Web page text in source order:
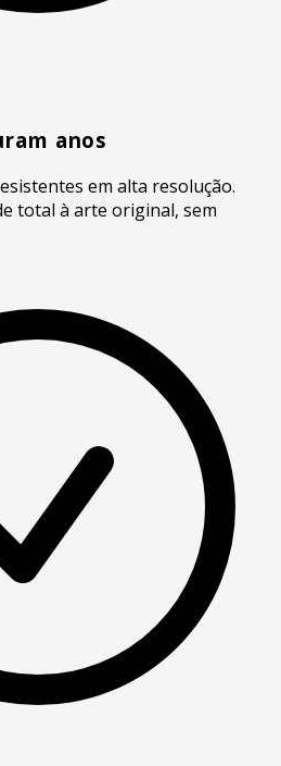
anos
em alta resolução.
total à arte original, sem